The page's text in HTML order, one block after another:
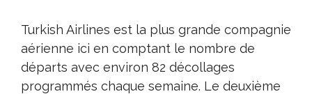
Turkish Airlines est la plus grande compagnie
aérienne ici en comptant le nombre de
départs avec environ 82 décollages
programmés chaque semaine. Le deuxième